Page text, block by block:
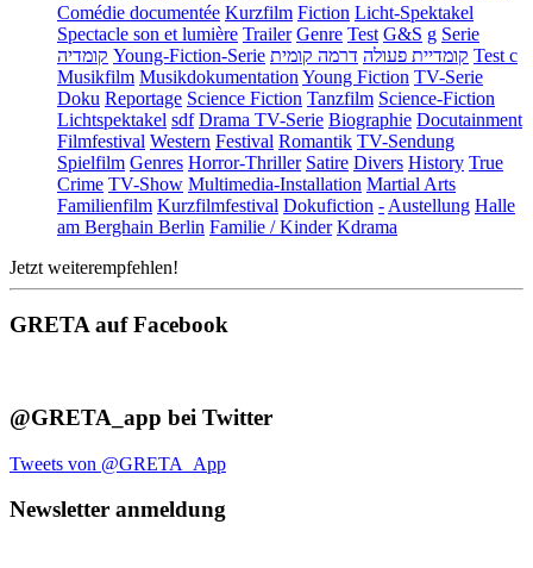
Comédie documentée Kurzfilm Fiction Licht-Spektakel
Spectacle son et lumière Trailer Genre Test G&S g Serie
קומדיה Young-Fiction-Serie קומדיית פעולה דרמה קומית
Test c
Musikfilm Musikdokumentation Young Fiction TV-Serie
Doku Reportage Science Fiction Tanzfilm Science-Fiction
Lichtspektakel sdf Drama TV-Serie Biographie Docutainment
Filmfestival Western Festival Romantik TV-Sendung
Spielfilm Genres Horror-Thriller Satire Divers History True
Crime TV-Show Multimedia-Installation Martial Arts
Familienfilm Kurzfilmfestival Dokufiction - Austellung Halle
am Berghain Berlin Familie / Kinder Kdrama
Jetzt weiterempfehlen!
GRETA auf Facebook
@GRETA_app bei Twitter
Tweets von @GRETA_App
Newsletter anmeldung